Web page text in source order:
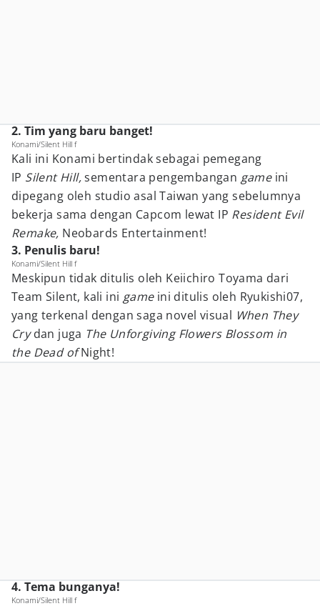
2. Tim yang baru banget!
Konami/Silent Hill f
Kali ini Konami bertindak sebagai pemegang
IP Silent Hill,sementara pengembangan game ini
dipegang oleh studio asal Taiwan yang sebelumnya
bekerja sama dengan Capcom lewat IP Resident Evil
Remake, Neobards Entertainment!
3. Penulis baru!
Konami/Silent Hill f
Meskipun tidak ditulis oleh Keiichiro Toyama dari
Team Silent, kali ini game ini ditulis oleh Ryukishi07,
yang terkenal dengan saga novel visual When They
Crydan juga The Unforgiving Flowers Blossom in
the Dead ofNight!
4. Tema bunganya!
Konami/Silent Hill f